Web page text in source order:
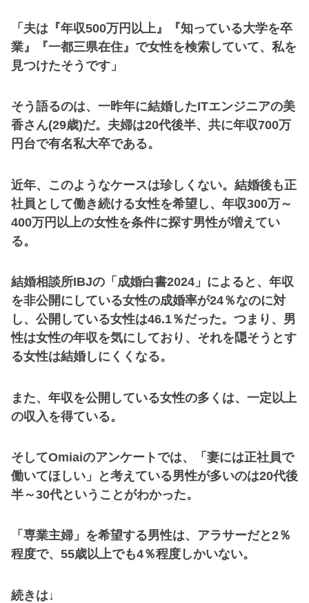
「夫は『年収500万円以上』『知っている大学を卒
業』『一都三県在住』で女性を検索していて、私を
見つけたそうです」
そう語るのは、一昨年に結婚したITエンジニアの美
香さん(29歳)だ。夫婦は20代後半、共に年収700万
円台で有名私大卒である。
近年、このようなケースは珍しくない。結婚後も正
社員として働き続ける女性を希望し、年収300万～
400万円以上の女性を条件に探す男性が増えてい
る。
結婚相談所IBJの「成婚白書2024」によると、年収
を非公開にしている女性の成婚率が24％なのに対
し、公開している女性は46.1％だった。つまり、男
性は女性の年収を気にしており、それを隠そうとす
る女性は結婚しにくくなる。
また、年収を公開している女性の多くは、一定以上
の収入を得ている。
そしてOmiaiのアンケートでは、「妻には正社員で
働いてほしい」と考えている男性が多いのは20代後
半～30代ということがわかった。
「専業主婦」を希望する男性は、アラサーだと2％
程度で、55歳以上でも4％程度しかいない。
続きは↓